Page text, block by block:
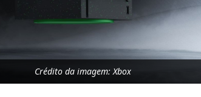
Crédito da imagem: Xbox